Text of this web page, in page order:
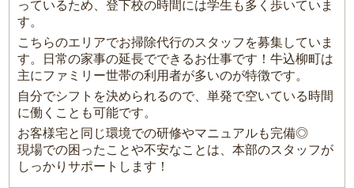
っているため、登下校の時間には学生も多く歩いていま
す。
こちらのエリアでお掃除代行のスタッフを募集していま
す。日常の家事の延長でできるお仕事です！牛込柳町は
主にファミリー世帯の利用者が多いのが特徴です。
自分でシフトを決められるので、単発で空いている時間
に働くことも可能です。
お客様宅と同じ環境での研修やマニュアルも完備◎
現場での困ったことや不安なことは、本部のスタッフが
しっかりサポートします！